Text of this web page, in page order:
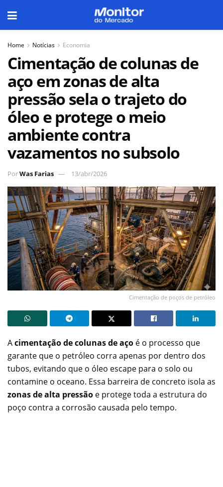
Home Notícias Economia
Cimentação de colunas de
aço em zonas de alta
pressão sela o trajeto do
óleo e protege o meio
ambiente contra
vazamentos no subsolo
PorWas Farias 13/abr/2026
Cimentação de poços de petróleo
Acimentação de colunas de aço é o processo que
garante que o petróleo corra apenas por dentro dos
tubos, evitando que o óleo escape para o solo ou
contamine o oceano. Essa barreira de concreto isola as
zonas de alta pressão e protege toda a estrutura do
poço contra a corrosão causada pelo tempo.